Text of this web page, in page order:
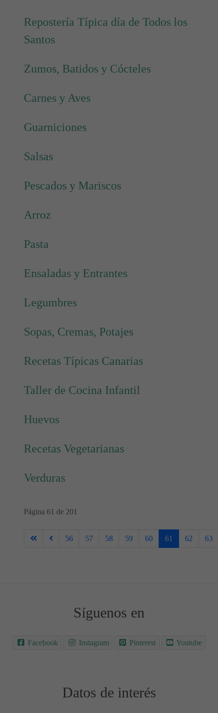
Repostería Típica día de Todos los
Santos
Zumos, Batidos y Cócteles
Carnes y Aves
Guarniciones
Salsas
Pescados y Mariscos
Arroz
Pasta
Ensaladas y Entrantes
Legumbres
Sopas, Cremas, Potajes
Recetas Típicas Canarias
Taller de Cocina Infantil
Huevos
Recetas Vegetarianas
Verduras
Página 61 de 201
56 57 58 59 60 61 62 63
Síguenos en
Facebook Instagram Pinterest Youtube
Datos de interés